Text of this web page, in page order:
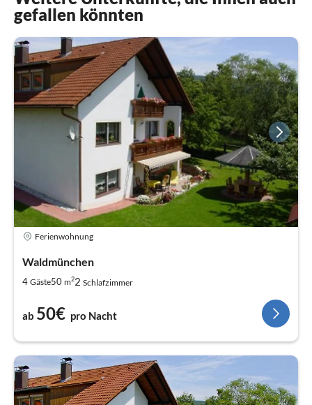
gefallen könnten
Ferienwohnung
Waldmünchen
4 Gäste50 m22 Schlafzimmer
ab 50€ pro Nacht